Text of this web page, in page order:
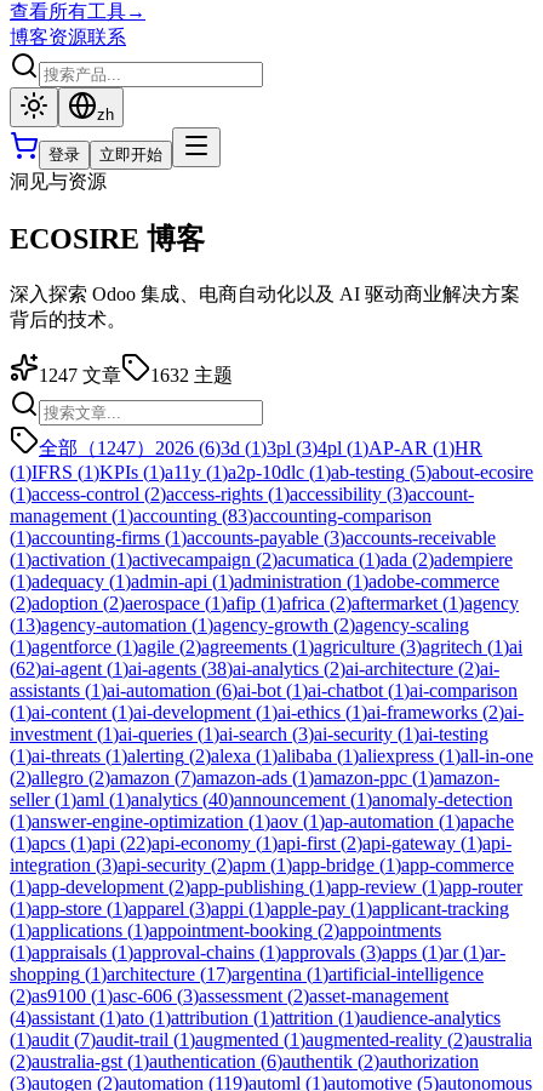
查看所有工具→
博客资源联系
zh
登录 立即开始
洞见与资源
ECOSIRE 博客
深入探索 Odoo 集成、电商自动化以及 AI 驱动商业解决方案
背后的技术。
1247 文章 1632 主题
全部（1247） 2026 (6)3d (1)3pl (3)4pl (1)AP-AR (1)HR
(1)IFRS (1)KPIs (1)a11y (1)a2p-10dlc (1)ab-testing (5)about-ecosire
(1)access-control (2)access-rights (1)accessibility (3)account-
management (1)accounting (83)accounting-comparison
(1)accounting-firms (1)accounts-payable (3)accounts-receivable
(1)activation (1)activecampaign (2)acumatica (1)ada (2)adempiere
(1)adequacy (1)admin-api (1)administration (1)adobe-commerce
(2)adoption (2)aerospace (1)afip (1)africa (2)aftermarket (1)agency
(13)agency-automation (1)agency-growth (2)agency-scaling
(1)agentforce (1)agile (2)agreements (1)agriculture (3)agritech (1)ai
(62)ai-agent (1)ai-agents (38)ai-analytics (2)ai-architecture (2)ai-
assistants (1)ai-automation (6)ai-bot (1)ai-chatbot (1)ai-comparison
(1)ai-content (1)ai-development (1)ai-ethics (1)ai-frameworks (2)ai-
investment (1)ai-queries (1)ai-search (3)ai-security (1)ai-testing
(1)ai-threats (1)alerting (2)alexa (1)alibaba (1)aliexpress (1)all-in-one
(2)allegro (2)amazon (7)amazon-ads (1)amazon-ppc (1)amazon-
seller(1)aml (1)analytics (40)announcement (1)anomaly-detection
(1)answer-engine-optimization (1)aov (1)ap-automation (1)apache
(1)apcs (1)api (22)api-economy (1)api-first (2)api-gateway (1)api-
integration (3)api-security (2)apm (1)app-bridge (1)app-commerce
(1)app-development (2)app-publishing (1)app-review (1)app-router
(1)app-store (1)apparel (3)appi (1)apple-pay (1)applicant-tracking
(1)applications (1)appointment-booking (2)appointments
(1)appraisals (1)approval-chains (1)approvals (3)apps (1)ar(1)ar-
shopping (1)architecture (17)argentina (1)artificial-intelligence
(2)as9100 (1)asc-606 (3)assessment (2)asset-management
(4)assistant (1)ato (1)attribution (1)attrition (1)audience-analytics
(1)audit (7)audit-trail (1)augmented (1)augmented-reality (2)australia
(2)australia-gst (1)authentication (6)authentik (2)authorization
(3)autogen (2)automation (119)automl (1)automotive (5)autonomous